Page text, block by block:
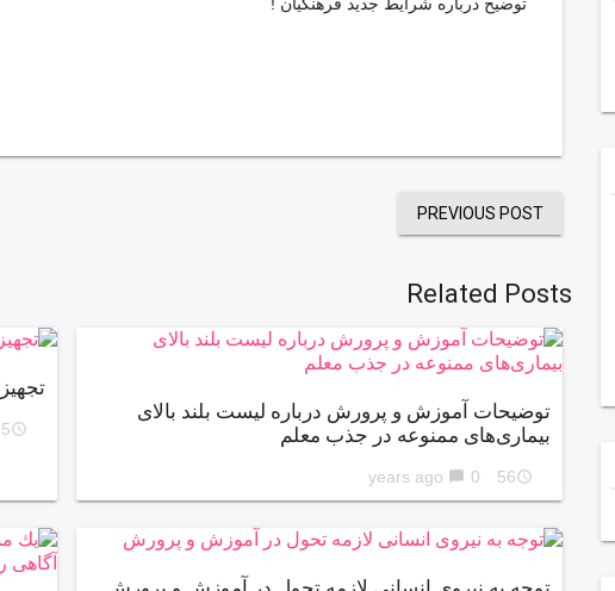
PREVIOUS POST
Related Posts
توضیحات آموزش و پرورش درباره لیست بلند بالای
بیمار‌ی‌های ممنوعه در جذب معلم
access_time
56 years ago
chat_bubble 0
access_time
5 years ago